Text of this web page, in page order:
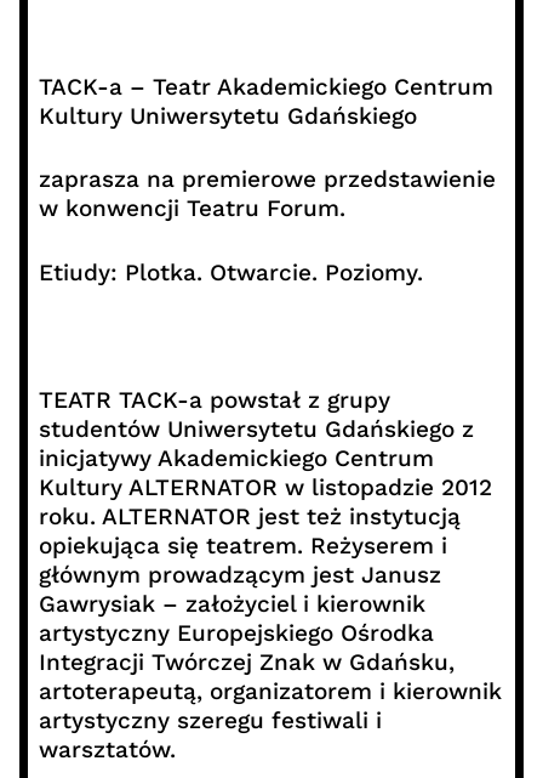
TACK-a – Teatr Akademickiego Centrum
Kultury Uniwersytetu Gdańskiego
zaprasza na premierowe przedstawienie
w konwencji Teatru Forum.
Etiudy: Plotka. Otwarcie. Poziomy.
TEATR TACK-a powstał z grupy
studentów Uniwersytetu Gdańskiego z
inicjatywy Akademickiego Centrum
Kultury ALTERNATOR w listopadzie 2012
roku. ALTERNATOR jest też instytucją
opiekująca się teatrem. Reżyserem i
głównym prowadzącym jest Janusz
Gawrysiak – założyciel i kierownik
artystyczny Europejskiego Ośrodka
Integracji Twórczej Znak w Gdańsku,
artoterapeutą, organizatorem i kierownik
artystyczny szeregu festiwali i
warsztatów.